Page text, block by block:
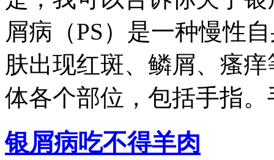
屑病（PS）是一种慢性
肤出现红斑、鳞屑、瘙
体各个部位，包括手指
银屑病吃不得羊肉